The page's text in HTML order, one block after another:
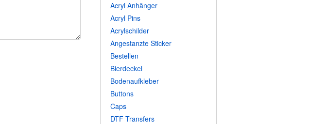
Acryl Anhänger
Acryl Pins
Acrylschilder
Angestanzte Sticker
Bestellen
Bierdeckel
Bodenaufkleber
Buttons
Caps
DTF Transfers